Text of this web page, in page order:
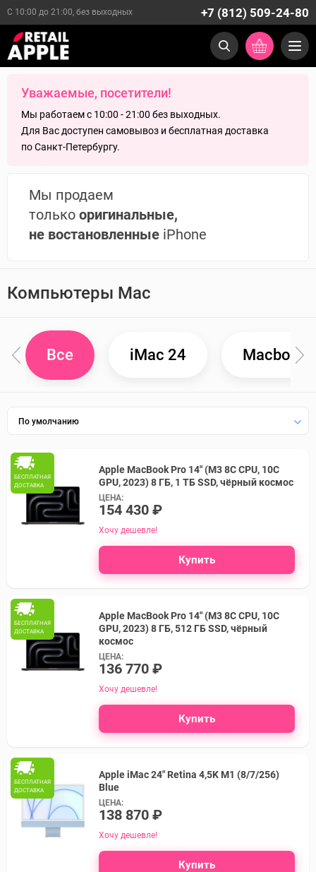
С 10:00 до 21:00, без выходных +7 (812) 509-24-80
Уважаемые, посетители!
Мы работаем с 10:00 - 21:00 без выходных.
Для Вас доступен самовывоз и бесплатная доставка
по Санкт-Петербургу.
Мы продаем
только оригинальные,
не востановленные iPhone
Компьютеры Mac
Все iMac 24 Macbook
По умолчанию
БЕСПЛАТНАЯ
ДОСТАВКА
Apple MacBook Pro 14" (M3 8C CPU, 10C
GPU, 2023) 8 ГБ, 1 ТБ SSD, чёрный космос
ЦЕНА:
154 430 ₽
Хочу дешевле!
Купить
БЕСПЛАТНАЯ
ДОСТАВКА
Apple MacBook Pro 14" (M3 8C CPU, 10C
GPU, 2023) 8 ГБ, 512 ГБ SSD, чёрный
космос
ЦЕНА:
136 770 ₽
Хочу дешевле!
Купить
БЕСПЛАТНАЯ
ДОСТАВКА
Apple iMac 24" Retina 4,5K M1 (8/7/256)
Blue
ЦЕНА:
138 870 ₽
Хочу дешевле!
Купить